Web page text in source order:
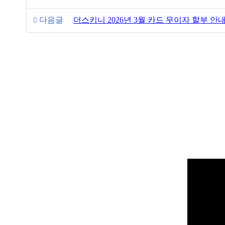
다음글 더스키니 2026년 3월 카드 무이자 할부 안